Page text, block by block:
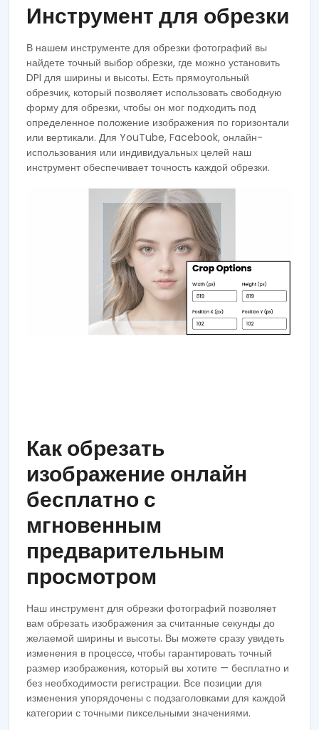
Инструмент для обрезки
В нашем инструменте для обрезки фотографий вы
найдете точный выбор обрезки, где можно установить
DPI для ширины и высоты. Есть прямоугольный
обрезчик, который позволяет использовать свободную
форму для обрезки, чтобы он мог подходить под
определенное положение изображения по горизонтали
или вертикали. Для YouTube, Facebook, онлайн-
использования или индивидуальных целей наш
инструмент обеспечивает точность каждой обрезки.
Как обрезать
изображение онлайн
бесплатно с
мгновенным
предварительным
просмотром
Наш инструмент для обрезки фотографий позволяет
вам обрезать изображения за считанные секунды до
желаемой ширины и высоты. Вы можете сразу увидеть
изменения в процессе, чтобы гарантировать точный
размер изображения, который вы хотите — бесплатно и
без необходимости регистрации. Все позиции для
изменения упорядочены с подзаголовками для каждой
категории с точными пиксельными значениями.